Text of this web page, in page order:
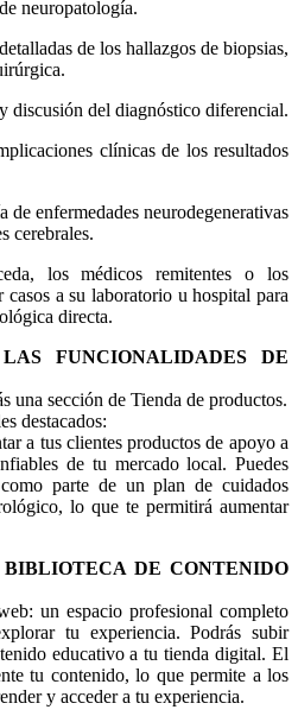
neuropatología.
de los hallazgos de biopsias,
discusión del diagnóstico diferencial.
clínicas de los resultados
de enfermedades neurodegenerativas
cerebrales.
los médicos remitentes o los
casos a su laboratorio u hospital para
directa.
FUNCIONALIDADES DE
una sección de Tienda de productos.
destacados:
a tus clientes productos de apoyo a
de tu mercado local. Puedes
parte de un plan de cuidados
lo que te permitirá aumentar
DE CONTENIDO
un espacio profesional completo
tu experiencia. Podrás subir
educativo a tu tienda digital. El
tu contenido, lo que permite a los
y acceder a tu experiencia.